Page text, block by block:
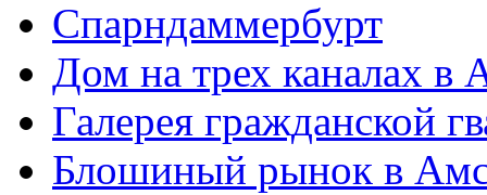
Спарндаммербурт
Дом на трех каналах в
Галерея гражданской
Блошиный рынок в